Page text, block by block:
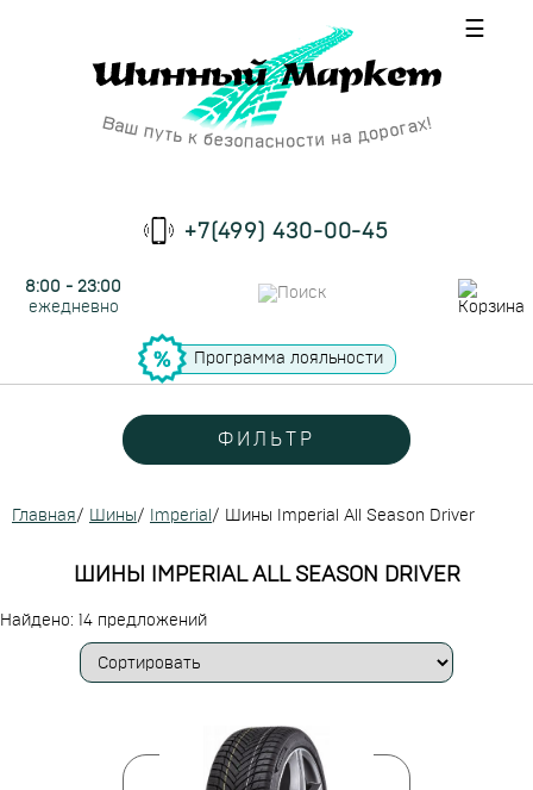
☰
+7(499) 430-00-45
8:00 - 23:00
ежедневно
Программа лояльности
ФИЛЬТР
Главная/ Шины/ Imperial / Шины Imperial All Season Driver
ШИНЫ IMPERIAL ALL SEASON DRIVER
Найдено: 14 предложений